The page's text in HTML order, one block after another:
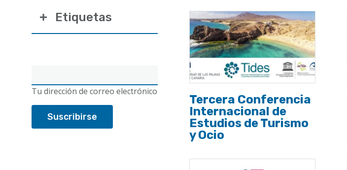
electrónico
Tu dirección de correo electrónico
Etiquetas
Tercera Conferencia
Internacional de
Estudios de Turismo
y Ocio